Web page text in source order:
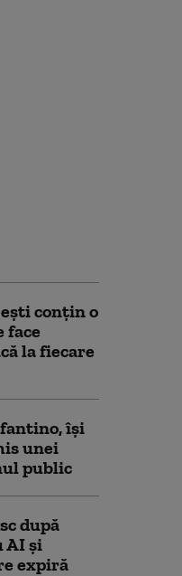
conțin o
face
la fiecare
îşi
unei
public
după
AI şi
expiră